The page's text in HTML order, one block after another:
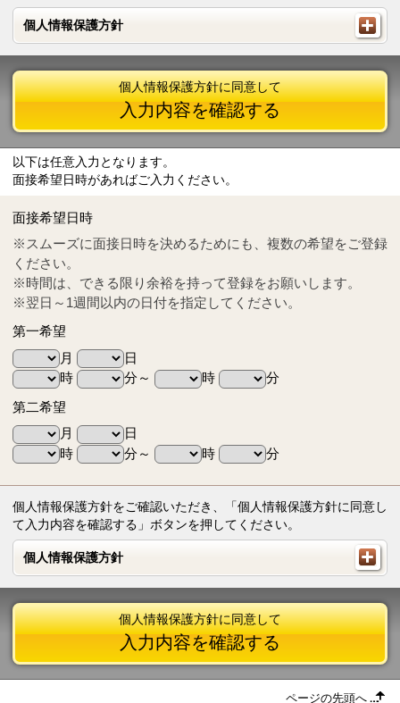
個人情報保護方針
個人情報保護方針
Tel
0570-55-0314
個人情報保護方針に同意して
入力内容を確認する
以下は任意入力となります。
面接希望日時があればご入力ください。
面接希望日時
※スムーズに面接日時を決めるためにも、複数の希望をご登録
ください。
※時間は、できる限り余裕を持って登録をお願いします。
※翌日～1週間以内の日付を指定してください。
第一希望
月
日
時
分～ 時
分
第二希望
月
日
時
分～ 時 分
個人情報保護方針をご確認いただき、「個人情報保護方針に同意し
て入力内容を確認する」ボタンを押してください。
個人情報保護方針
個人情報保護方針
個人情報保護方針に同意して
入力内容を確認する
ページの先頭へ